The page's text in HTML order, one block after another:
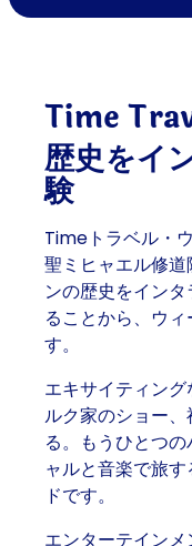
Time
歴史をイ
験
Timeトラベル・
聖ミヒャエル修
ンの歴史をイン
ることから、ウ
す。
エキサイティン
ルク家のショー
る。もうひとつ
ャルと音楽で旅
ドです。
エンターテイン